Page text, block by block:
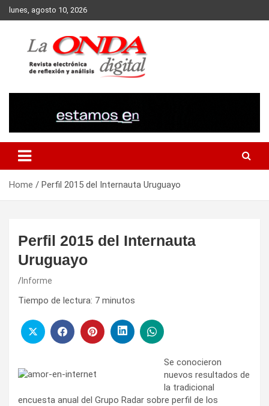
Skip
to
lunes, agosto 10, 2026
Home Perfil 2015 del Internauta Uruguayo
Perfil 2015 del Internauta
Uruguayo
Informe
Tiempo de lectura: 7 minutos
Se conocieron
nuevos resultados de
la tradicional
encuesta anual del Grupo Radar sobre perfil de los